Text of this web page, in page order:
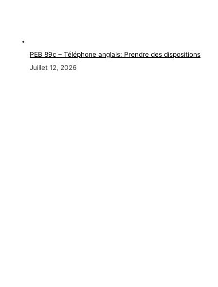
PEB 89c – Téléphone anglais: Prendre des dispositions
Juillet 12, 2026